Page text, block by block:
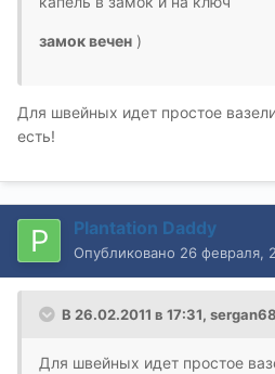
замок вечен )
Для швейных идет простое
есть!
Plantation Daddy
Опубликовано 26 февраля,
В 26.02.2011 в 17:31,
Для швейных идет простое